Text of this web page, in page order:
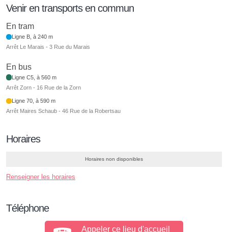
Venir en transports en commun
En tram
Ligne B, à 240 m
Arrêt Le Marais - 3 Rue du Marais
En bus
Ligne C5, à 560 m
Arrêt Zorn - 16 Rue de la Zorn
Ligne 70, à 590 m
Arrêt Maires Schaub - 46 Rue de la Robertsau
Horaires
Horaires non disponibles
Renseigner les horaires
Téléphone
Appeler ce lieu d'accueil